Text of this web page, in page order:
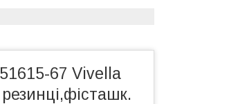
67 Vivella